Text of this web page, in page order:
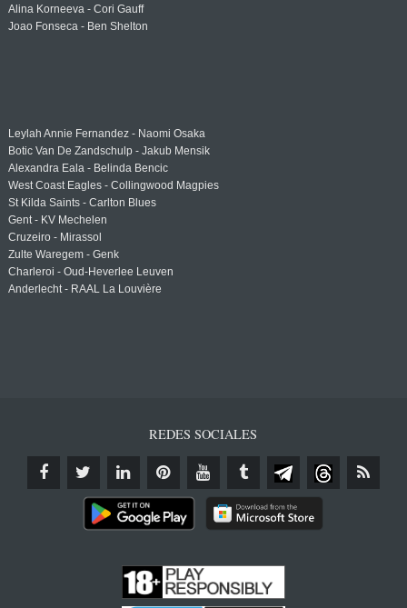
Alina Korneeva - Cori Gauff
Joao Fonseca - Ben Shelton
Leylah Annie Fernandez - Naomi Osaka
Botic Van De Zandschulp - Jakub Mensik
Alexandra Eala - Belinda Bencic
West Coast Eagles - Collingwood Magpies
St Kilda Saints - Carlton Blues
Gent - KV Mechelen
Cruzeiro - Mirassol
Zulte Waregem - Genk
Charleroi - Oud-Heverlee Leuven
Anderlecht - RAAL La Louvière
REDES SOCIALES